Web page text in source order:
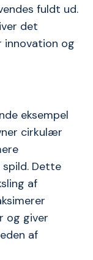
fuldt ud.
det
og
eksempel
cirkulær
Dette
af
og giver
af